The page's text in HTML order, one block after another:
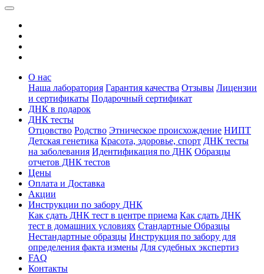
О нас
Наша лаборатория Гарантия качества Отзывы Лицензии
и сертификаты Подарочный сертификат
ДНК в подарок
ДНК тесты
Отцовство Родство Этническое происхождение НИПТ
Детская генетика Красота, здоровье, спорт ДНК тесты
на заболевания Идентификация по ДНК Образцы
отчетов ДНК тестов
Цены
Оплата и Доставка
Акции
Инструкции по забору ДНК
Как сдать ДНК тест в центре приема Как сдать ДНК
тест в домашних условиях Стандартные Образцы
Нестандартные образцы Инструкция по забору для
определения факта измены Для судебных экспертиз
FAQ
Контакты